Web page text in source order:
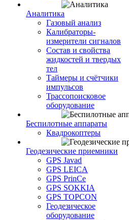
Аналитика
Газовый анализ
Калибраторы-
измерители сигналов
Состав и свойства
жидкостей и твердых
тел
Таймеры и счётчики
импульсов
Трассопоисковое
оборудование
Беспилотные аппараты
Квадрокоптеры
Геодезические приемники
GPS Javad
GPS LEICA
GPS PrinCe
GPS SOKKIA
GPS TOPCON
Геодезическое
оборудование